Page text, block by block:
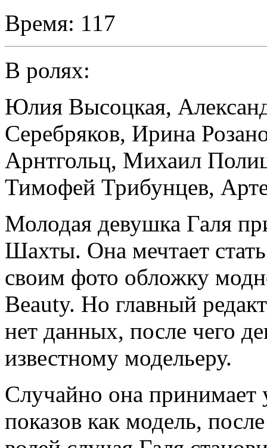
Время: 117
В ролях:
Юлия Высоцкая,
Серебряков, Ирина
Арнтгольц, Михаил
Тимофей Трибунцев,
Молодая девушка Галя
Шахты. Она мечтает
своим фото обложку
Beauty. Но главный
нет данных, после чего
известному модельеру.
Случайно она принимает
показов как модель,